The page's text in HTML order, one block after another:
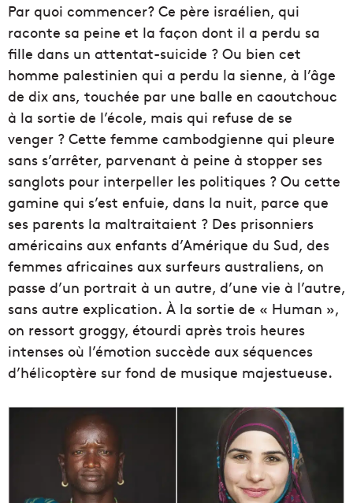
Par quoi commencer? Ce père israélien, qui
raconte sa peine et la façon dont il a perdu sa
fille dans un attentat-suicide ? Ou bien cet
homme palestinien qui a perdu la sienne, à l’âge
de dix ans, touchée par une balle en caoutchouc
à la sortie de l’école, mais qui refuse de se
venger ? Cette femme cambodgienne qui pleure
sans s’arrêter, parvenant à peine à stopper ses
sanglots pour interpeller les politiques ? Ou cette
gamine qui s’est enfuie, dans la nuit, parce que
ses parents la maltraitaient ? Des prisonniers
américains aux enfants d’Amérique du Sud, des
femmes africaines aux surfeurs australiens, on
passe d’un portrait à un autre, d’une vie à l’autre,
sans autre explication. À la sortie de « Human »,
on ressort groggy, étourdi après trois heures
intenses où l’émotion succède aux séquences
d’hélicoptère sur fond de musique majestueuse.